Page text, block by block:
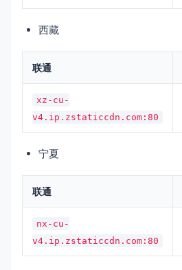
西藏
联通
xz-cu-
v4.ip.zstaticcdn.com:80
宁夏
联通
nx-cu-
v4.ip.zstaticcdn.com:80